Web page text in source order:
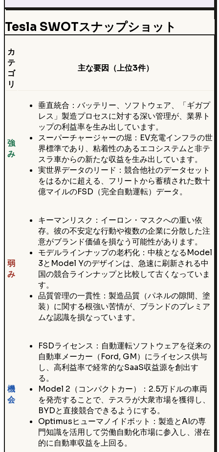
Tesla SWOTスナップショット
カ
テ
ゴ
リ
主な要因（上位3件）
強
み
垂直統合：バッテリー、ソフトウェア、「ギガプ
レス」製造プロセスに対する深い管理が、業界ト
ップの利益率を生み出しています。
スーパーチャージャーの堀：EV充電インフラの世
界標準であり、粘着性のあるエコシステムと非テ
スラ車からの新たな収益を生み出しています。
実世界データのリード：競合他社のデータセット
をはるかに超える、フリートから蓄積された数十
億マイルのFSD（完全自動運転）データ。
弱
み
キーマンリスク：イーロン・マスクへの重い依
存。彼の不安定な行動や複数の企業に分散した注
意がブランド価値を損なう可能性があります。
モデルラインナップの老朽化：中核となるModel
3とModel Yのデザインは、急速に刷新される中
国の競合ラインナップと比較して古くなっていま
す。
品質管理の一貫性：製造品質（パネルの隙間、塗
装）に関する根強い苦情が、ブランドのプレミア
ムな認識を損なっています。
機
会
FSDライセンス：自動運転ソフトウェアを従来の
自動車メーカー（Ford, GM）にライセンス供与
し、高利益率で経常的なSaaS収益源を創出す
る。
Model 2（コンパクトカー）：2.5万ドルの車両
を発売することで、テスラが大衆市場を獲得し、
BYDと直接競合できるようにする。
Optimusヒューマノイドボット：製造とAIの専
門知識を活用して労働自動化市場に参入し、潜在
的に自動車収益を上回る。